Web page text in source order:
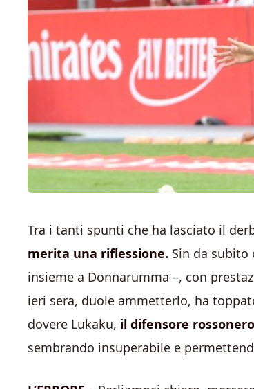
Tra i tanti spunti che ha lasciato il
merita una riflessione. Sin da
insieme a Donnarumma –, con
ieri sera, duole ammetterlo, ha
dovere Lukaku, il difensore
sembrando insuperabile e